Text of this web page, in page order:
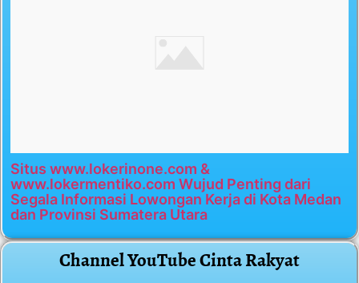
Situs www.lokerinone.com &
www.lokermentiko.com Wujud Penting dari
Segala Informasi Lowongan Kerja di Kota Medan
dan Provinsi Sumatera Utara
Channel YouTube Cinta Rakyat